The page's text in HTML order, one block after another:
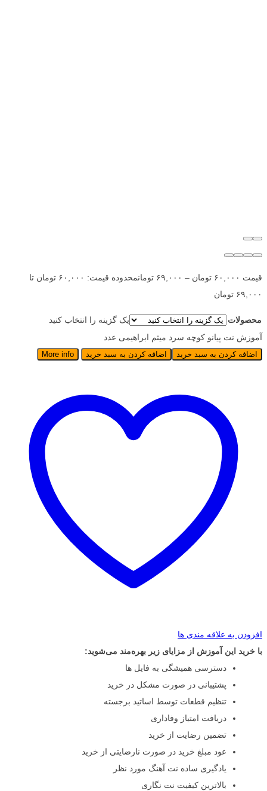
قیمت ۶۰,۰۰۰ تومان – ۶۹,۰۰۰ تومان
محدوده قیمت: ۶۰,۰۰۰ تومان تا
۶۹,۰۰۰ تومان
محصولات
یک گزینه را انتخاب کنید
آموزش نت پیانو کوچه سرد میثم ابراهیمی عدد
اضافه کردن به سبد خرید اضافه کردن به سبد خرید More info
افزودن به علاقه مندی ها
با خرید این آموزش از مزایای زیر بهره‌مند می‌شوید:
دسترسی همیشگی به فایل ها
پشتیبانی در صورت مشکل در خرید
تنظیم قطعات توسط اساتید برجسته
دریافت امتیاز وفاداری
تضمین رضایت از خرید
عود مبلغ خرید در صورت نارضایتی از خرید
یادگیری ساده نت آهنگ مورد نظر
بالاترین کیفیت نت نگاری